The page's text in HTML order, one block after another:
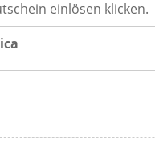
einlösen klicken.